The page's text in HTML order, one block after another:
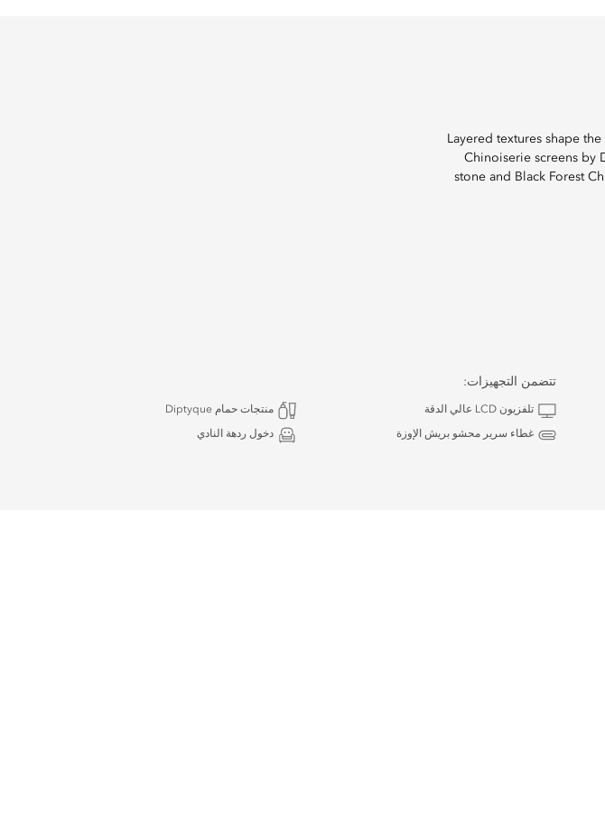
Layered textures shape
Chinoiserie screens by
stone and Black Forest
تتضمن التجهيزات:
تلفزيون LCD عالي الدقة منتجات حمام Diptyque
غطاء سرير محشو بريش الإوزة دخول ردهة النادي